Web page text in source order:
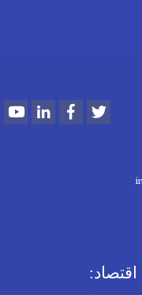
YoutubeLinkedInFacebook